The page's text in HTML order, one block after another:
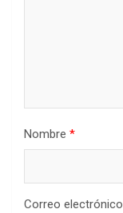
Nombre *
Correo electrónico